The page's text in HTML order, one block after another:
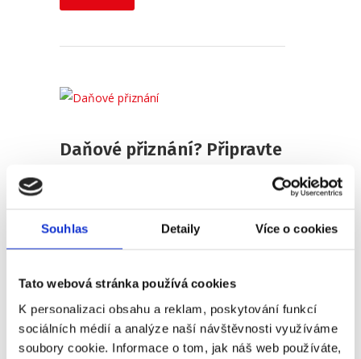
Souhlas Detaily Více o cookies
Tato webová stránka používá cookies
K personalizaci obsahu a reklam, poskytování funkcí
sociálních médií a analýze naší návštěvnosti využíváme
soubory cookie. Informace o tom, jak náš web používáte,
Daňové přiznání? Připravte
Přemýšlíte zda si máte podávat daňové
vše budete potřebovat? A máte vůbec
povinnost? Kdo a za jakých okolností Vám
daňové přiznání…